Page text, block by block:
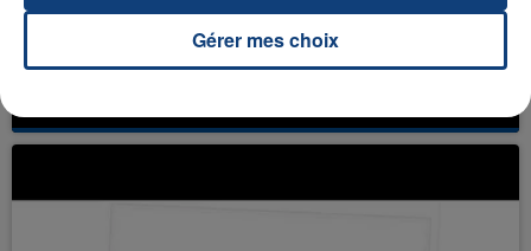
14 janvier 2016
RUSSIE: UN HAUT-FONCTIONNAIRE
AURAIT VOLÉ ET REVENDU 50
Gérer mes choix